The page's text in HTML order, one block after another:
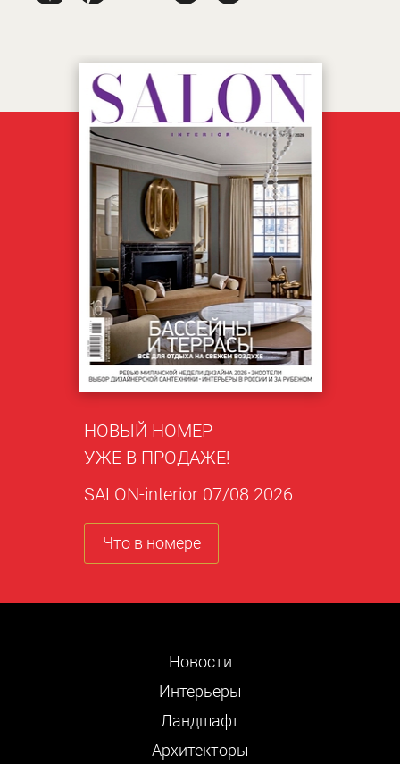
НОВЫЙ НОМЕР
УЖЕ В ПРОДАЖЕ!
SALON-interior 07/08 2026
Что в номере
Новости
Интерьеры
Ландшафт
Архитекторы